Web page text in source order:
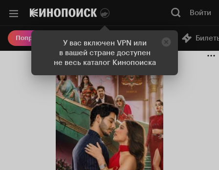
У вас включен VPN или
в вашей стране доступен
не весь каталог Кинопоиска
Войти
Попробовать Плюс Онлайн-кинотеатр